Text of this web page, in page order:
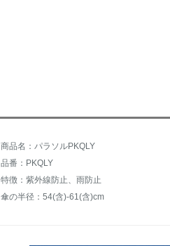
商品名：パラソルPKQLY
品番：PKQLY
特徴：紫外線防止、雨防止
傘の半径：54(含)-61(含)cm